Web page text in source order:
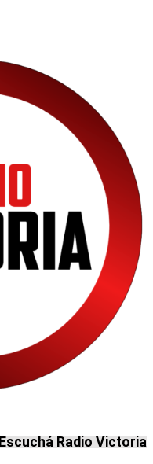
Escuchá Radio Victoria